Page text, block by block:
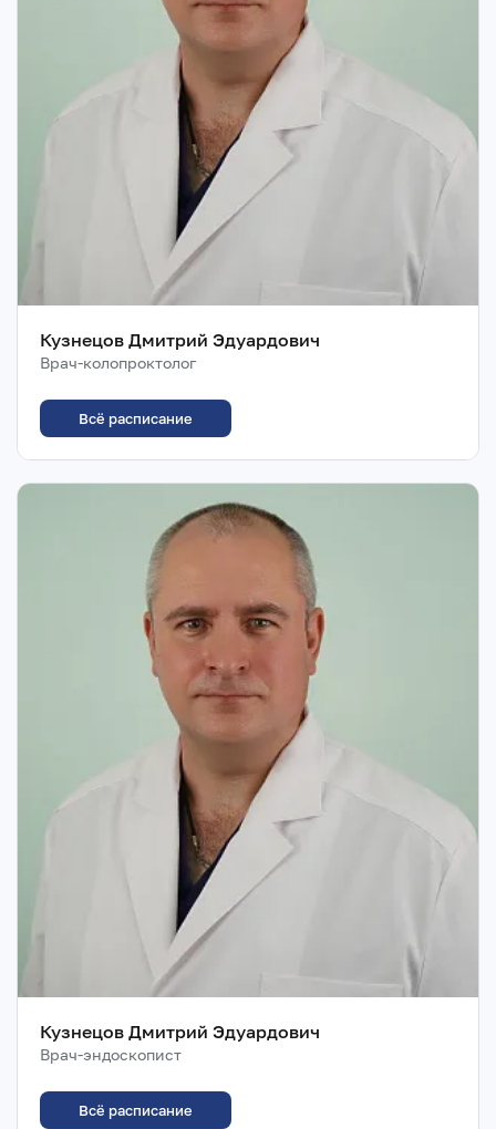
Кузнецов Дмитрий Эдуардович
Врач-колопроктолог
Всё расписание
Кузнецов Дмитрий Эдуардович
Врач-эндоскопист
Всё расписание